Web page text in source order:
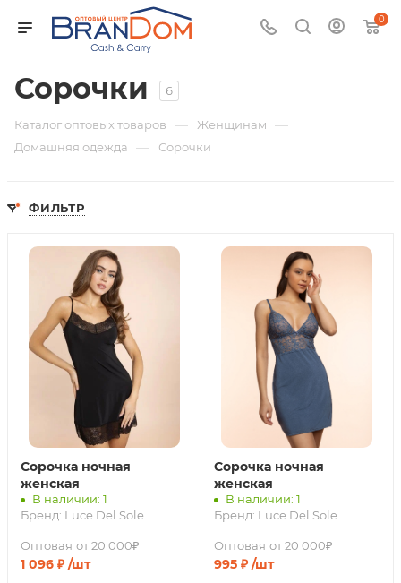
0
Сорочки 6
Каталог оптовых товаров — Женщинам —
Домашняя одежда — Сорочки
ФИЛЬТР
Сорочка ночная
женская
В наличии: 1
Бренд: Luce Del Sole
Оптовая от 20 000₽
1 096 ₽ /шт
Сорочка ночная
женская
В наличии: 1
Бренд: Luce Del Sole
Оптовая от 20 000₽
995₽ /шт